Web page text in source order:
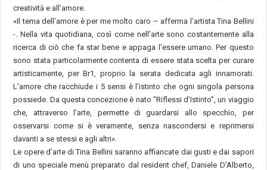
creatività e all’amore.
«Il tema dell’amore è per me molto caro – afferma l’artista Tina Bellini
-. Nella vita quotidiana, così come nell’arte sono costantemente alla
ricerca di ciò che fa star bene e appaga l’essere umano. Per questo
sono stata particolarmente contenta di essere stata scelta per curare
artisticamente, per Br1, proprio la serata dedicata agli innamorati.
L’amore che racchiude i 5 sensi è l’istinto che ogni singola persona
possiede. Da questa concezione è nato “Riflessi d’Istinto”, un viaggio
che, attraverso l’arte, permette di guardarsi allo specchio, per
osservarsi come si è veramente, senza nascondersi e reprimersi
davanti a se stessi e agli altri».
Le opere d’arte di Tina Bellini saranno affiancate dai gusti e dai sapori
di uno speciale menù preparato dal resident chef, Daniele D’Alberto,